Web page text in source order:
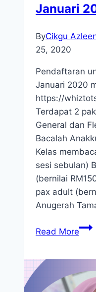
Januari
ByCikgu
25, 2020
Pendaftaran
Januari 2020
https://
Terdapat 2
General dan
Bacalah
Kelas
sesi sebulan)
(bernilai
pax adult
Anugerah
Read More